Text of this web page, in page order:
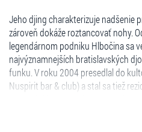
Jeho djing charakterizuje nadšenie
zároveň dokáže roztancovať nohy.
legendárnom podniku Hlbočina sa
najvýznamnejších bratislavských
funku. V roku 2004 presedlal do
Nuspirit bar & club) a stal sa tiež